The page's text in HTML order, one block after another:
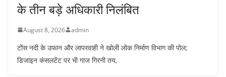
के तीन बड़े अधिकारी निलंबित
August 8, 2026 admin
टोंस नदी के उफान और लापरवाही ने खोली लोक निर्माण विभाग की पोल;
डिजाइन कंसलटेंट पर भी गाज गिरनी तय,